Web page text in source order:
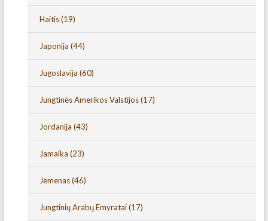
Haitis(19)
Japonija (44)
Jugoslavija (60)
Jungtinės Amerikos Valstijos(17)
Jordanija (43)
Jamaika (23)
Jemenas(46)
Jungtinių Arabų Emyratai(17)